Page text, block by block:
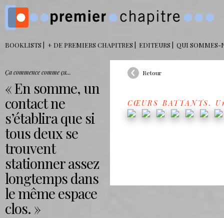
BOOKLISTS + DE PREMIERS CHAPITRES EDITEURS QUI SOMMES-
Ça commence comme ça...
En somme, un
contact ne
s’établira que si
tous deux se
trouvent
stationner assez
longtemps dans
le même espace
clos.
Retour
CŒURS BATTANTS.